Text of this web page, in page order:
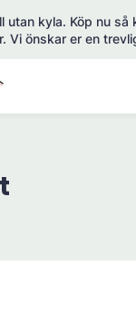
utan kyla. Köp nu så
Vi önskar er en